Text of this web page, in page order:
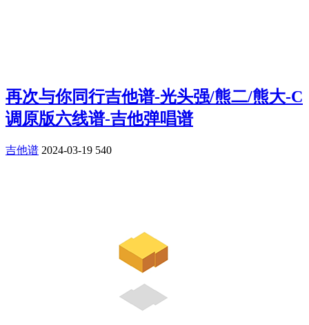
再次与你同行吉他谱-光头强/熊二/熊大-C
调原版六线谱-吉他弹唱谱
吉他谱 2024-03-19 540